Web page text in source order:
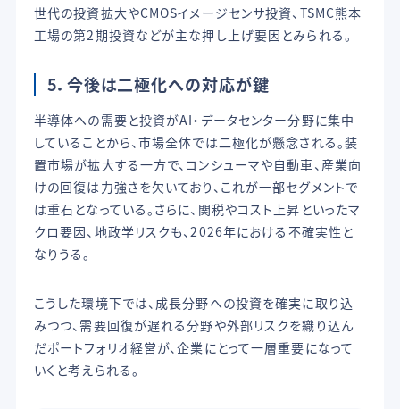
世代の投資拡大やCMOSイメージセンサ投資、TSMC熊本
工場の第2期投資などが主な押し上げ要因とみられる。
5． 今後は二極化への対応が鍵
半導体への需要と投資がAI・データセンター分野に集中
していることから、市場全体では二極化が懸念される。装
置市場が拡大する一方で、コンシューマや自動車、産業向
けの回復は力強さを欠いており、これが一部セグメントで
は重石となっている。さらに、関税やコスト上昇といったマ
クロ要因、地政学リスクも、2026年における不確実性と
なりうる。
こうした環境下では、成長分野への投資を確実に取り込
みつつ、需要回復が遅れる分野や外部リスクを織り込ん
だポートフォリオ経営が、企業にとって一層重要になって
いくと考えられる。